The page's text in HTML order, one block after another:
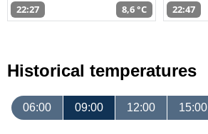
22:27 8,6 °C 22:47
Historical temperatures
06:00 09:00 12:00 15:00